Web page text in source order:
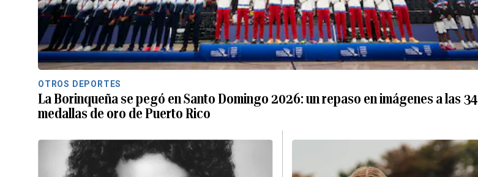
OTROS DEPORTES
La Borinqueña se pegó en Santo Domingo 2026: un repaso en imágenes a las 34
medallas de oro de Puerto Rico